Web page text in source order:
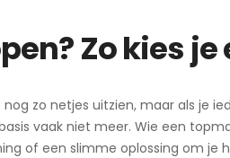
Zo kies je
zo netjes uitzien, maar als je
vaak niet meer. Wie een
of een slimme oplossing om je